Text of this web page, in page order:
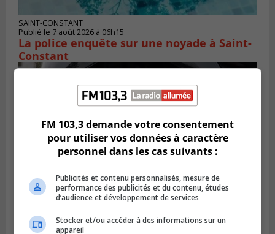
SAINT-CONSTANT
Publié le 7 août 2026 à 06h15
La police enquête sur une noyade à Saint-
Constant
LONGUEUIL
Publié le 6 août 2026 à 11h58
FM 103,3 demande votre consentement
pour utiliser vos données à caractère
personnel dans les cas suivants :
Publicités et contenu personnalisés, mesure de
performance des publicités et du contenu, études
d’audience et développement de services
Stocker et/ou accéder à des informations sur un
appareil